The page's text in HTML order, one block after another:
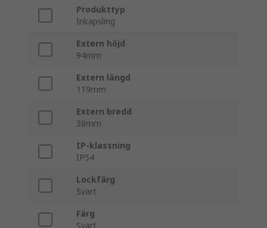
Produkttyp
Inkapsling
Extern höjd
94mm
Extern längd
119mm
Extern bredd
38mm
IP-klassning
IP54
Lockfärg
Svart
Färg
Svart